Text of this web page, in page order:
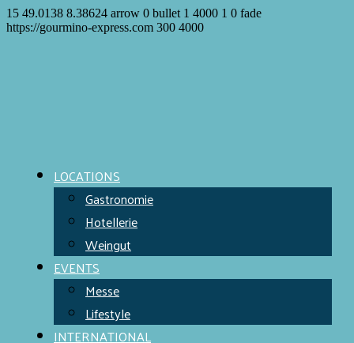
15 49.0138 8.38624 arrow 0 bullet 1 4000 1 0 fade
https://gourmino-express.com 300 4000
LOCATIONS
Gastronomie
Hotellerie
Weingut
EVENTS
Messe
Lifestyle
INTERNATIONAL